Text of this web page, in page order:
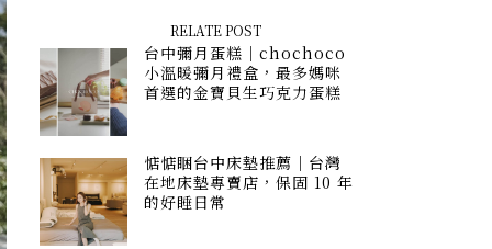
RELATE POST
台中彌月蛋糕｜chochoco
小溫暖彌月禮盒，最多媽咪
首選的金寶貝生巧克力蛋糕
惦惦睏台中床墊推薦｜台灣
在地床墊專賣店，保固 10 年
的好睡日常